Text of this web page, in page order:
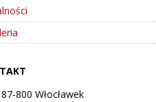
800 Włocławek